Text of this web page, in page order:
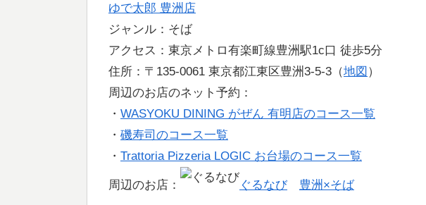
ゆで太郎 豊洲店
ジャンル：そば
アクセス：東京メトロ有楽町線豊洲駅1c口 徒歩5分
住所：〒135-0061 東京都江東区豊洲3-5-3（地図 ）
周辺のお店のネット予約：
・ WASYOKU DINING がぜん 有明店のコース一覧
・ 磯寿司のコース一覧
・ Trattoria Pizzeria LOGIC お台場のコース一覧
周辺のお店： ぐるなび 豊洲×そば